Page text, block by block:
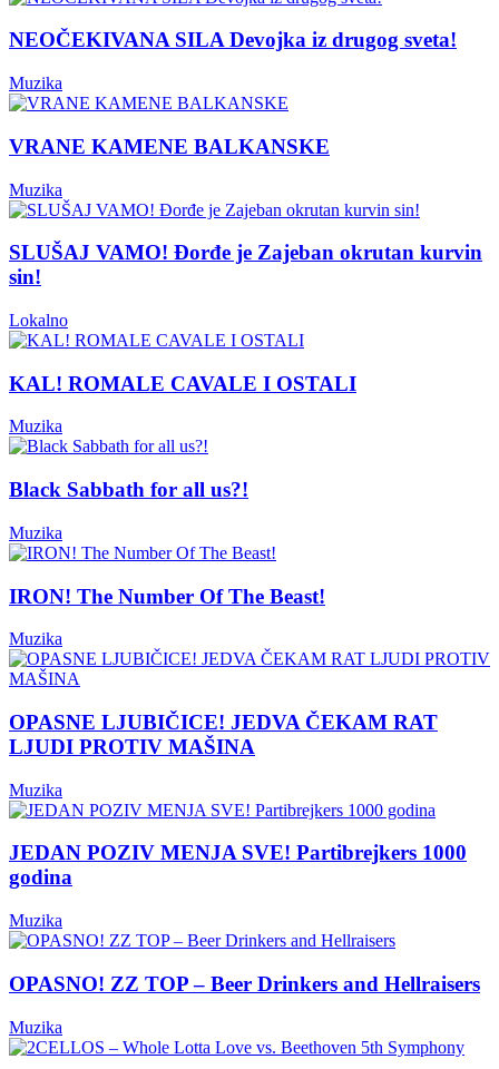
NEOČEKIVANA SILA Devojka iz drugog sveta!
Muzika
VRANE KAMENE BALKANSKE
Muzika
SLUŠAJ VAMO! Đorđe je Zajeban okrutan kurvin
sin!
Lokalno
KAL! ROMALE CAVALE I OSTALI
Muzika
Black Sabbath for all us?!
Muzika
IRON! The Number Of The Beast!
Muzika
OPASNE LJUBIČICE! JEDVA ČEKAM RAT
LJUDI PROTIV MAŠINA
Muzika
JEDAN POZIV MENJA SVE! Partibrejkers 1000
godina
Muzika
OPASNO! ZZ TOP – Beer Drinkers and Hellraisers
Muzika